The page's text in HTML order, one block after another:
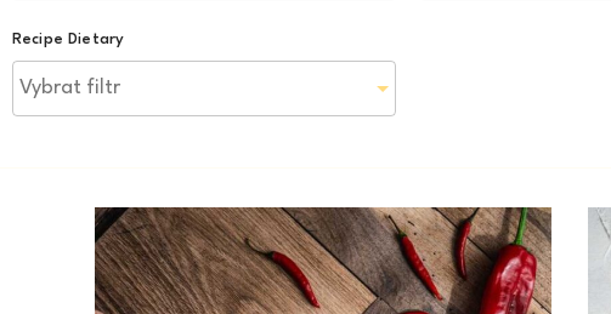
Recipe Dietary